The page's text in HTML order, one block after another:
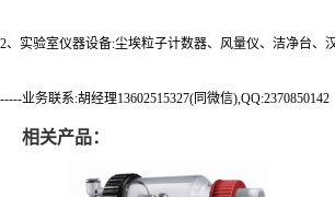
2、实验室仪器设备:尘埃粒子计数器、风量仪、洁净台
-----业务联系:胡经理13602515327(同微信),QQ:2370850142
相关产品：